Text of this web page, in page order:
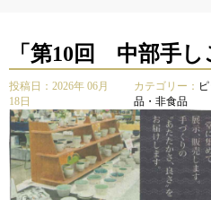
「第10回 中部手
投稿日：2026年 06月
18日
カテゴリー：
品・非食品